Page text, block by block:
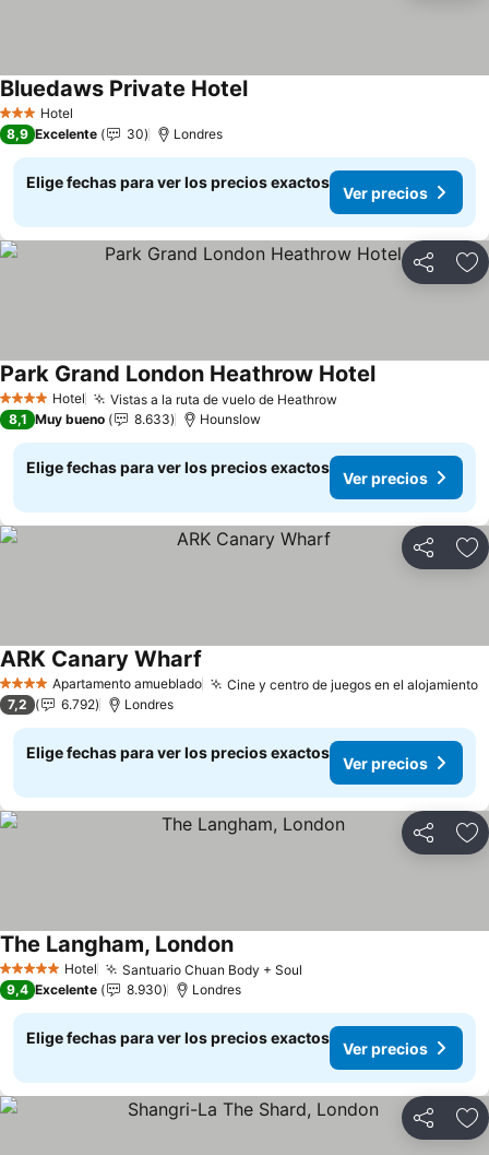
3 Estrellas
Hotel
Bluedaws Private Hotel
8,9 Excelente 30 Londres
Elige fechas para ver los precios exactos
Ver precios
Compartir
4 EstrellasHotel Vistas a la ruta de vuelo de Heathrow
Park Grand London Heathrow Hotel
8,1 Muy bueno 8.633 Hounslow
Elige fechas para ver los precios exactos
Ver precios
Compartir
4 EstrellasApartamento amueblado Cine y centro de juegos en el alojamiento
ARK Canary Wharf
7,2 6.792 Londres
Elige fechas para ver los precios exactos
Ver precios
Compartir
5 Estrellas Hotel Santuario Chuan Body + Soul
The Langham, London
9,4 Excelente 8.930 Londres
Elige fechas para ver los precios exactos
Ver precios
Compartir